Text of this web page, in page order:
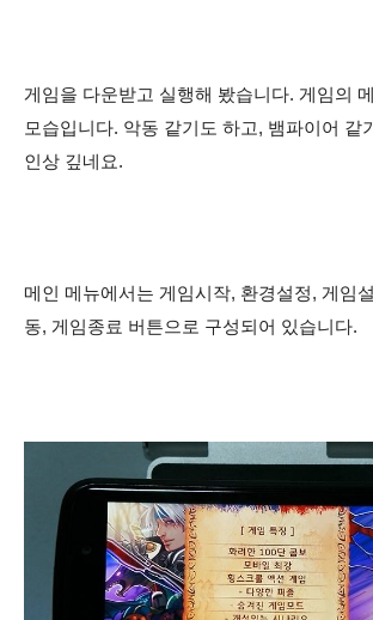
게임을 다운받고 실행해 봤습니다. 게임의
모습입니다. 악동 같기도 하고, 뱀파이어 같
인상 깊네요.
메인 메뉴에서는 게임시작, 환경설정, 게임
동, 게임종료 버튼으로 구성되어 있습니다.